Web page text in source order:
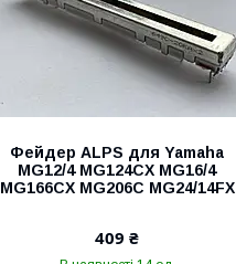
Фейдер ALPS для Yamaha
MG12/4 MG124CX MG16/4
MG166CX MG206C MG24/14FX
409 ₴